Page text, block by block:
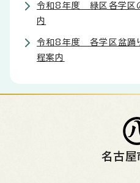
令和8年度 緑区各学区
内
令和8年度 各学区盆踊り
程案内
名古屋